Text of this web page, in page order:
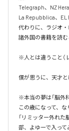
Telegraph、NZ
La Repubblica、EL
代わりに、ラジオ・
諸外国の書籍を読
※人とは違うこと（
僕が思うに、天才
※本当の夢は「脳外
この歳になって、
「リミッター外れ
部、よゆーで入っ